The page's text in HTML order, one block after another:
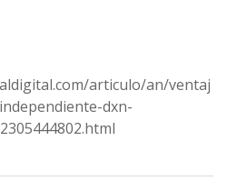
articulo/an/ventaj
dxn-